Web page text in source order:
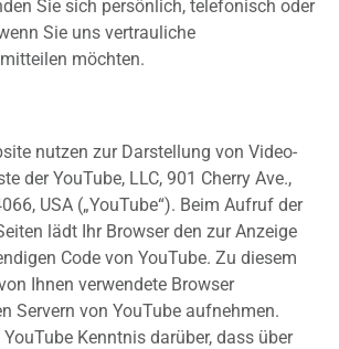
Sie sich persönlich, telefonisch oder
Sie uns vertrauliche
möchten.
nutzen zur Darstellung von Video-
der YouTube, LLC, 901 Cherry Ave.,
USA („YouTube“). Beim Aufruf der
lädt Ihr Browser den zur Anzeige
Code von YouTube. Zu diesem
Ihnen verwendete Browser
Servern von YouTube aufnehmen.
Kenntnis darüber, dass über